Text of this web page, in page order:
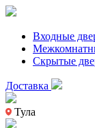
Входные
Скрытые
Доставка
Тула